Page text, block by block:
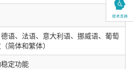
语、法语、意大利语、挪威语、葡萄
简体和繁体）
定功能